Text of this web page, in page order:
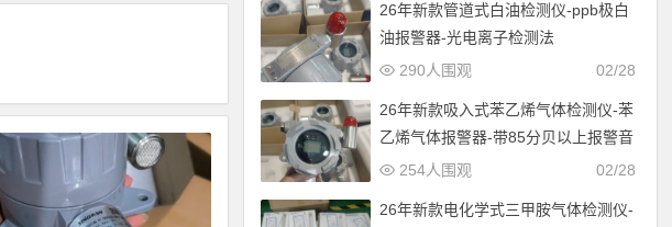
26年新款管道式白油检测仪-ppb极白
油报警器-光电离子检测法
02/28
290人围观
26年新款吸入式苯乙烯气体检测仪-苯
乙烯气体报警器-带85分贝以上报警音
02/28
254人围观
26年新款电化学式三甲胺气体检测仪-